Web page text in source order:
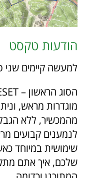
הודעות טקסט
למעשה קיימים
מוגדרות מראש,
מהמכשיר, ללא
לנמענים קבועים
שימושית במיוחד
שלכם, איך אתם